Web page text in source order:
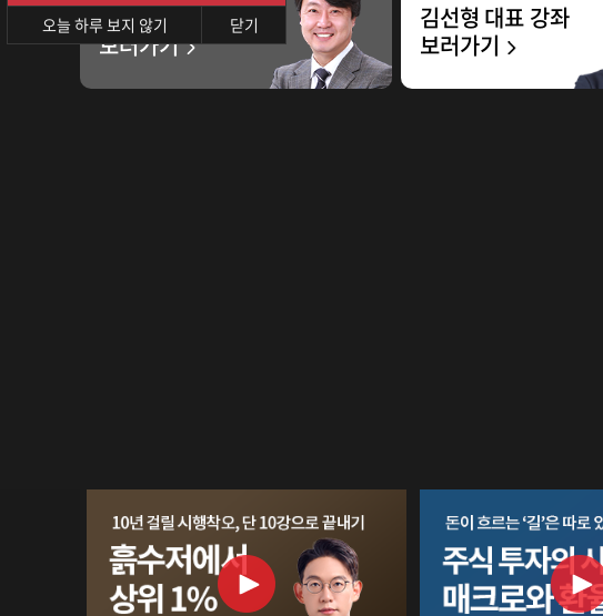
장영한 대표 강좌
보러가기
김선형 대표 강좌
보러가기
오늘 하루 보지 않기 닫기